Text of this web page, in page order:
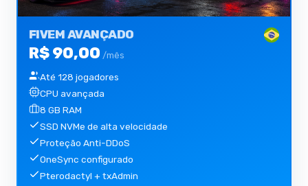
FIVEM AVANÇADO
R$ 90,00 /mês
Até 128 jogadores
CPU avançada
8 GB RAM
SSD NVMe de alta velocidade
Proteção Anti-DDoS
OneSync configurado
Pterodactyl + txAdmin